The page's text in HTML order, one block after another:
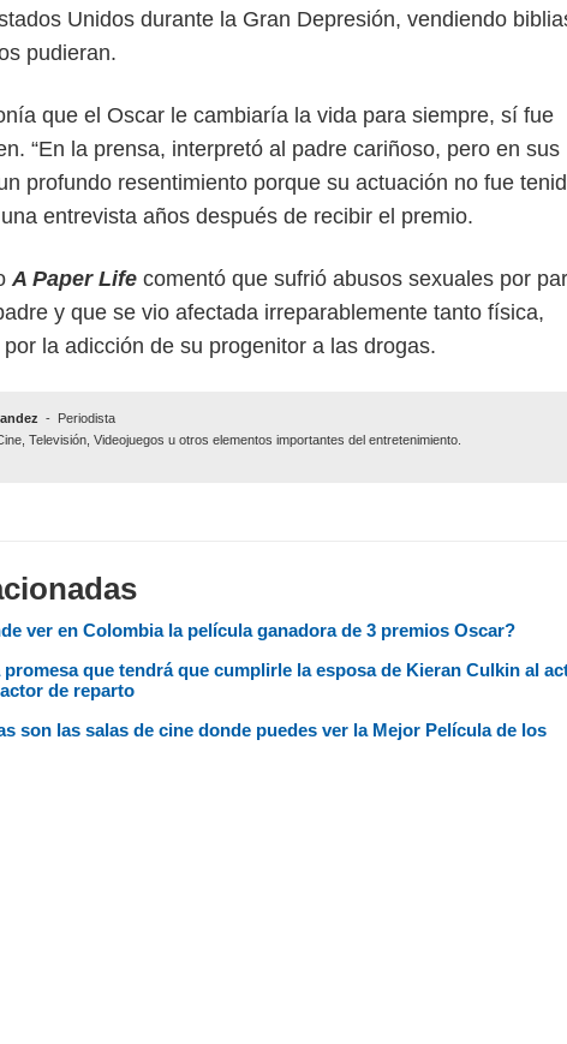
Unidos durante la Gran Depresión, vendiendo
pudieran.
que el Oscar le cambiaría la vida para siempre, sí fue
“En la prensa, interpretó al padre cariñoso, pero en sus
profundo resentimiento porque su actuación no fue
entrevista años después de recibir el premio.
A Paper Life comentó que sufrió abusos sexuales por
y que se vio afectada irreparablemente tanto física,
la adicción de su progenitor a las drogas.
- Periodista
Televisión, Videojuegos u otros elementos importantes del entretenimiento.
ver en Colombia la película ganadora de 3 premios Oscar?
que tendrá que cumplirle la esposa de Kieran Culkin al
de reparto
son las salas de cine donde puedes ver la Mejor Película de los